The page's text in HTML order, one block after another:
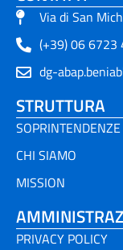
Via di San
(+39) 06 6723
dg-
STRUTTURA
CHI SIAMO
MISSION
PRIVACY POLICY